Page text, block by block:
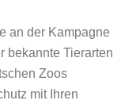
an der Kampagne
bekannte Tierarten
Zoos
mit Ihren